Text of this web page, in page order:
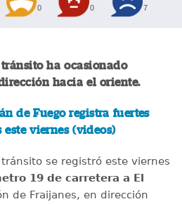
0 0 7
ha ocasionado
hacia el oriente.
de Fuego registra fuertes
viernes (videos)
se registró este viernes
19 de carretera a El
de Fraijanes, en dirección